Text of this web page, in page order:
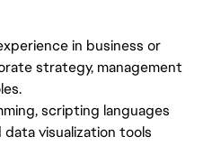
in business or
strategy, management
scripting languages
visualization tools